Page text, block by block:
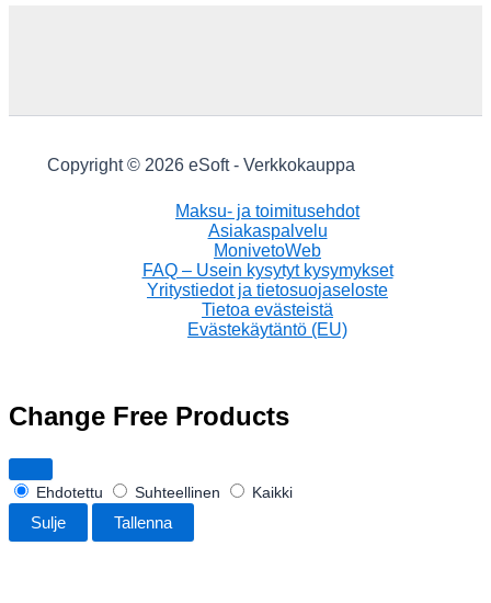
Copyright © 2026 eSoft - Verkkokauppa
Maksu- ja toimitusehdot
Asiakaspalvelu
MonivetoWeb
FAQ – Usein kysytyt kysymykset
Yritystiedot ja tietosuojaseloste
Tietoa evästeistä
Evästekäytäntö (EU)
Change Free Products
Ehdotettu Suhteellinen Kaikki
Sulje Tallenna